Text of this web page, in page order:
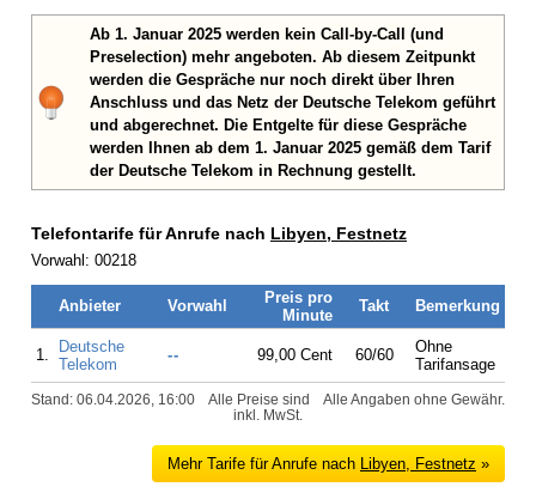
Ab 1. Januar 2025 werden kein Call-by-Call (und
Preselection) mehr angeboten. Ab diesem Zeitpunkt
werden die Gespräche nur noch direkt über Ihren
Anschluss und das Netz der Deutsche Telekom geführt
und abgerechnet. Die Entgelte für diese Gespräche
werden Ihnen ab dem 1. Januar 2025 gemäß dem Tarif
der Deutsche Telekom in Rechnung gestellt.
Telefontarife für Anrufe nach Libyen, Festnetz
Vorwahl: 00218
Anbieter Vorwahl
Preis pro
Minute
Takt Bemerkung
1.
Deutsche
Telekom
-- 99,00 Cent 60/60
Ohne
Tarifansage
Stand: 06.04.2026, 16:00 Alle Angaben ohne Gewähr.
Alle Preise sind
inkl. MwSt.
Mehr Tarife für Anrufe nach Libyen, Festnetz »